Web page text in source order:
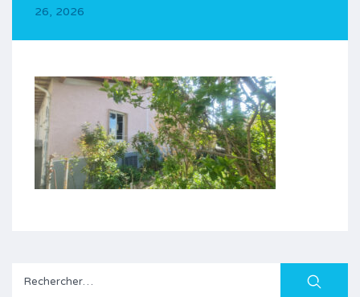
26, 2026
Rechercher :